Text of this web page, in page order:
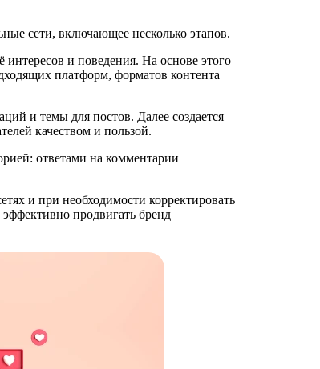
сети, включающее несколько этапов.
интересов и поведения. На основе этого
платформ, форматов контента
и темы для постов. Далее создается
качеством и пользой.
ответами на комментарии
и при необходимости корректировать
продвигать бренд